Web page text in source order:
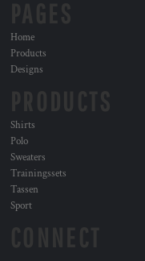
Home
Products
Designs
Shirts
Polo
Sweaters
Trainingssets
Tassen
Sport